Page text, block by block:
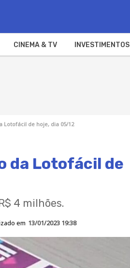
CINEMA & TV INVESTIMENTOS
Lotofácil de hoje, dia 05/12
da Lotofácil de
4 milhões.
em 13/01/2023 19:38